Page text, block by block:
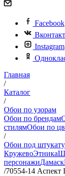
Facebook
Instagram
Главная
/
Каталог
/
Обои по узорам
Обои по брендам
стилямОбои по
/
Обои под
КружевоЭтника
персонажиДамаск
/70554-14